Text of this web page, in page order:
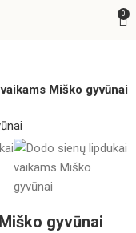
0
Miško gyvūnai
gyvūnai